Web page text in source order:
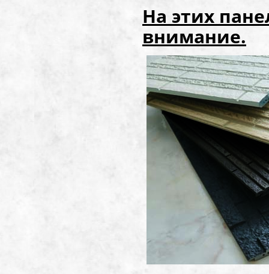
На этих
внимание.